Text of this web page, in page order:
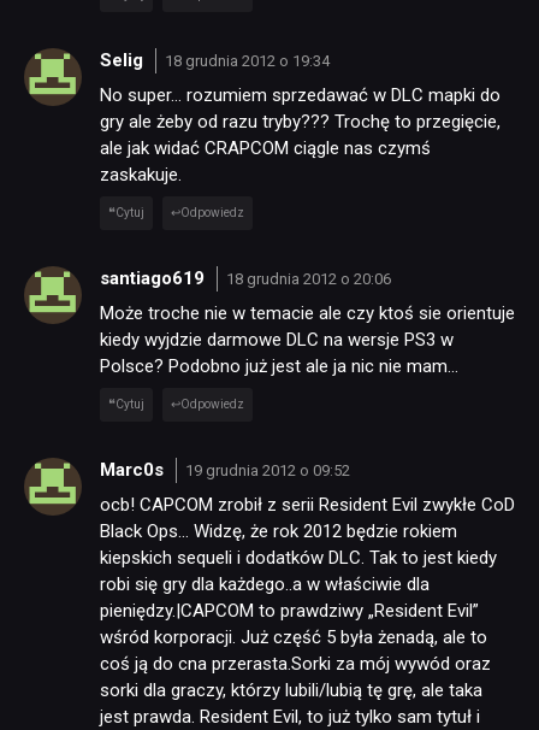
Selig 18 grudnia 2012 o 19:34
No super… rozumiem sprzedawać w DLC mapki do
gry ale żeby od razu tryby??? Trochę to przegięcie,
ale jak widać CRAPCOM ciągle nas czymś
zaskakuje.
Cytuj Odpowiedz
santiago619 18 grudnia 2012 o 20:06
Może troche nie w temacie ale czy ktoś sie orientuje
kiedy wyjdzie darmowe DLC na wersje PS3 w
Polsce? Podobno już jest ale ja nic nie mam…
Cytuj Odpowiedz
Marc0s 19 grudnia 2012 o 09:52
ocb! CAPCOM zrobił z serii Resident Evil zwykłe CoD
Black Ops… Widzę, że rok 2012 będzie rokiem
kiepskich sequeli i dodatków DLC. Tak to jest kiedy
robi się gry dla każdego..a w właściwie dla
pieniędzy.|CAPCOM to prawdziwy „Resident Evil”
wśród korporacji. Już część 5 była żenadą, ale to
coś ją do cna przerasta.Sorki za mój wywód oraz
sorki dla graczy, którzy lubili/lubią tę grę, ale taka
jest prawda. Resident Evil, to już tylko sam tytuł i